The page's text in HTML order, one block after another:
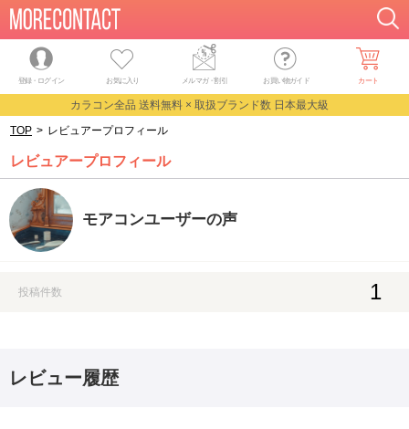
登録・ログイン お気に入り メルマガ・割引 お買い物ガイド カート
カラコン全品 送料無料 × 取扱ブランド数 日本最大級
TOP > レビュアープロフィール
レビュアープロフィール
モアコンユーザーの声
投稿件数 1
レビュー履歴